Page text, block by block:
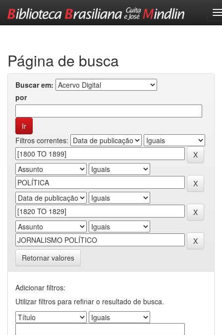
Página de busca
Buscar em:
por
Filtros correntes:
Retornar valores
Adicionar filtros:
Utilizar filtros para refinar o resultado de busca.